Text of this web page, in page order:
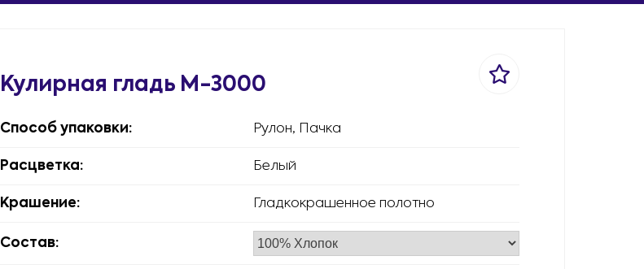
Кулирная гладь М-3000
Способ упаковки: Рулон, Пачка
Расцветка: Белый
Крашение: Гладкокрашенное полотно
Состав: